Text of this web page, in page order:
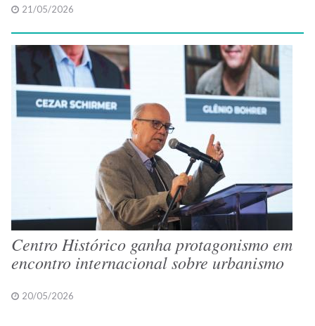
21/05/2026
Centro Histórico ganha protagonismo em
encontro internacional sobre urbanismo
20/05/2026